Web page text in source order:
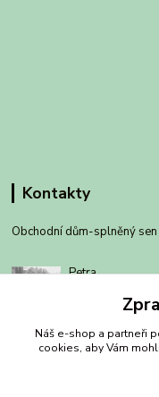
Kontakty
Obchodní dům-splněný sen
Petra
+420
út-pá 8-14 hod
info@splneny-sen.cz
Náš e-shop a partneři
cookies, aby Vám